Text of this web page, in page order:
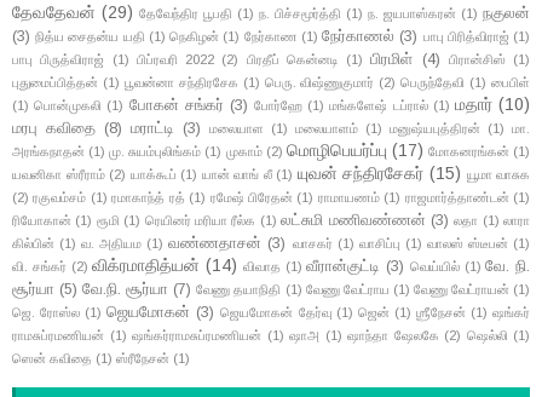
தேவதேவன் (29) தேவேந்திர பூபதி (1) ந. பிச்சமூர்த்தி (1) ந. ஜயபாஸ்கரன் (1) நகுலன்
(3) நித்ய சைதன்ய யதி (1) நெகிழன் (1) நேர்காண (1) நேர்காணல் (3) பாபு பிரித்விராஜ் (1)
பாபு பிருத்விராஜ்
(1) பிப்ரவரி 2022 (2) பிரதீப் கென்னடி (1) பிரமிள் (4) பிரான்சிஸ்
(1)
புதுமைப்பித்தன் (1) பூவன்னா சந்திரசேக (1) பெரு. விஷ்ணுகுமார் (2) பெருந்தேவி (1) பைபிள்
(1) பொன்முகலி (1) போகன் சங்கர் (3) போர்ஹே (1) மங்களேஷ் டப்ரால் (1) மதார் (10)
மரபு கவிதை (8) மராட்டி (3) மலையாள (1) மலையாளம் (1) மனுஷ்யபுத்திரன் (1) மா.
அரங்கநாதன் (1) மு. சுயம்புலிங்கம் (1) முகாம் (2) மொழிபெயர்ப்பு (17) மோகனரங்கன் (1)
யவனிகா ஸ்ரீராம் (2) யாக்கூப் (1) யான் வாங் லீ (1) யுவன் சந்திரசேகர் (15) யூமா வாசுக
(2) ரகுவம்சம் (1) ரமாகாந்த் ரத் (1) ரமேஷ் பிரேதன் (1) ராமாயணம் (1) ராஜமார்த்தாண்டன் (1)
ரியோகான் (1) ரூமி (1) ரெயினர் மரியா ரீல்க (1) லட்சுமி மணிவண்ணன் (3) லதா (1) லாரா
கில்பின் (1) வ. அதியம (1) வண்ணதாசன் (3) வாசகர் (1) வாசிப்பு (1) வாலஸ் ஸ்டீபன் (1)
வி. சங்கர் (2) விக்ரமாதித்யன் (14) விவாத (1) வீரான்குட்டி (3) வெய்யில் (1) வே. நி.
சூர்யா (5) வே.நி. சூர்யா (7) வேணு தயாநிதி (1) வேணு வேட்ராய (1) வேணு வேட்ராயன் (1)
ஜெ. ரோஸ்ல (1) ஜெயமோகன் (3) ஜெயமோகன் தேர்வு (1) ஜென் (1) ஶ்ரீநேசன் (1) ஷங்கர்
ராமசுப்ரமணியன் (1) ஷங்கர்ராமசுப்ரமணியன் (1) ஷாஅ (1) ஷாந்தா ஷேலகே (2) ஷெல்லி (1)
ஸென் கவிதை (1) ஸ்ரீநேசன் (1)